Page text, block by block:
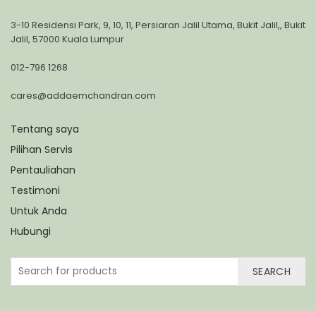
3-10 Residensi Park, 9, 10, 11, Persiaran Jalil Utama, Bukit Jalil,, Bukit
Jalil, 57000 Kuala Lumpur
012-796 1268
cares@addaemchandran.com
Tentang saya
Pilihan Servis
Pentauliahan
Testimoni
Untuk Anda
Hubungi
SEARCH